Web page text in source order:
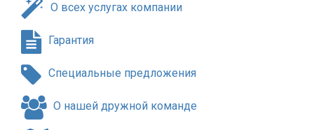
О всех услугах компании
Гарантия
Специальные предложения
О нашей дружной команде